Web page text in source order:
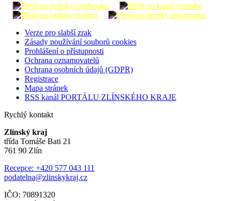
Verze pro slabší zrak
Zásady používání souborů cookies
Prohlášení o přístupnosti
Ochrana oznamovatelů
Ochrana osobních údajů (GDPR)
Registrace
Mapa stránek
RSS kanál PORTÁLU ZLÍNSKÉHO KRAJE
Rychlý kontakt
Zlínský kraj
třída Tomáše Bati 21
761 90 Zlín
Recepce: +420 577 043 111
podatelna@zlinskykraj.cz
IČO: 70891320